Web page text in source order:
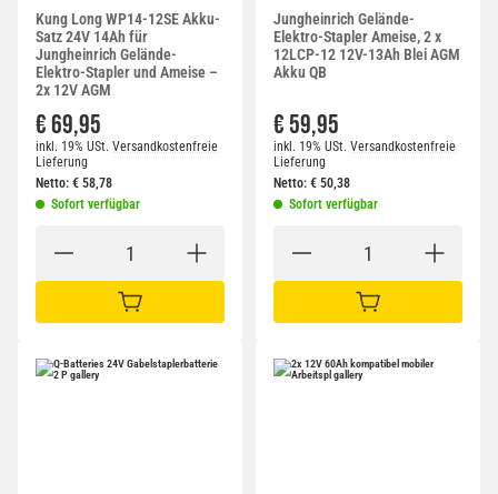
Kung Long WP14-12SE Akku-
Satz 24V 14Ah für
Jungheinrich Gelände-
Elektro-Stapler und Ameise –
2x 12V AGM
€ 69,95
inkl. 19% USt. Versandkostenfreie
Lieferung
Netto: € 58,78
Sofort verfügbar
IN DEN WARENKORB
Jungheinrich Gelände-
Elektro-Stapler Ameise, 2 x
12LCP-12 12V-13Ah Blei AGM
Akku QB
€ 59,95
inkl. 19% USt. Versandkostenfreie
Lieferung
Netto: € 50,38
Sofort verfügbar
IN DEN WARENKORB